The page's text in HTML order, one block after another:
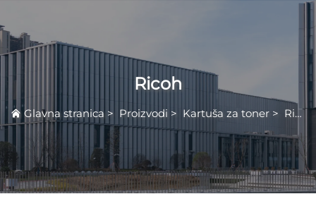
Ricoh
Glavna stranica > Proizvodi > Kartuša za toner > Ricoh